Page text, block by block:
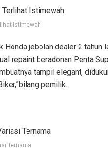
Istimewah
jebolan dealer 2 tahun
repaint beradonan Penta
tampil elegant,
pemilik.
Ternama